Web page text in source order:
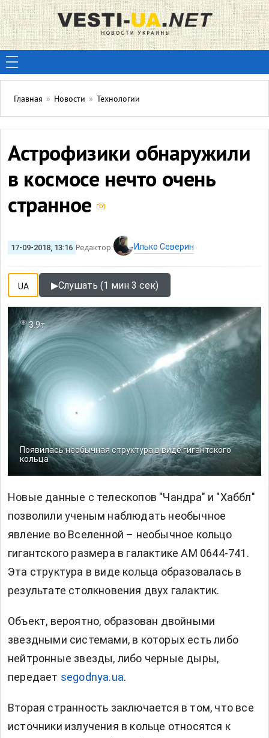
Главная » Новости » Технологии
Астрофизики обнаружили
в космосе нечто очень
странное
17-09-2018, 13:16 Редактор: Илько Северин
UA ▶Слушать (1 мин 3 сек)
Появилась необычная структура в виде гигантского
кольца
3.9т
Новые данные с телескопов "Чандра" и "Хаббл"
позволили ученым наблюдать необычное
явление во Вселенной – необычное кольцо
гигантского размера в галактике AM 0644-741.
Эта структура в виде кольца образовалась в
результате столкновения двух галактик.
Объект, вероятно, образован двойными
звездными системами, в которых есть либо
нейтронные звезды, либо черные дыры,
передает segodnya.ua.
Вторая странность заключается в том, что все
источники излучения в кольце относятся к